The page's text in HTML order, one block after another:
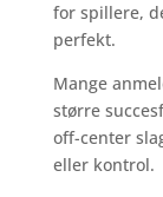
for spillere,
perfekt.
Mange
større
off-center
eller kontrol.